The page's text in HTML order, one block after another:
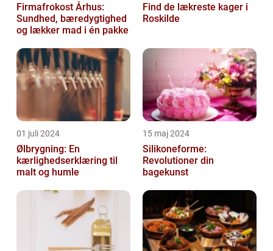
Firmafrokost Århus:
Sundhed, bæredygtighed
og lækker mad i én pakke
Find de lækreste kager i
Roskilde
01 juli 2024
Ølbrygning: En
kærlighedserklæring til
malt og humle
15 maj 2024
Silikoneforme:
Revolutioner din
bagekunst